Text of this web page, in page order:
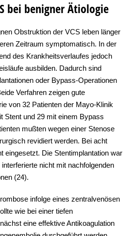
bei benigner Ätiologie
Obstruktion der VCS leben länger
Zeitraum symptomatisch. In der
des Krankheitsverlaufes jedoch
ausbilden. Dadurch sind
oder Bypass-Operationen
Verfahren zeigen gute
von 32 Patienten der Mayo-Klinik
Stent und 29 mit einem Bypass
mußten wegen einer Stenose
revidiert werden. Bei acht
eingesetzt. Die Stentimplantation war
nicht mit nachfolgenden
(24).
infolge eines zentralvenösen
wie bei einer tiefen
eine effektive Antikoagulation